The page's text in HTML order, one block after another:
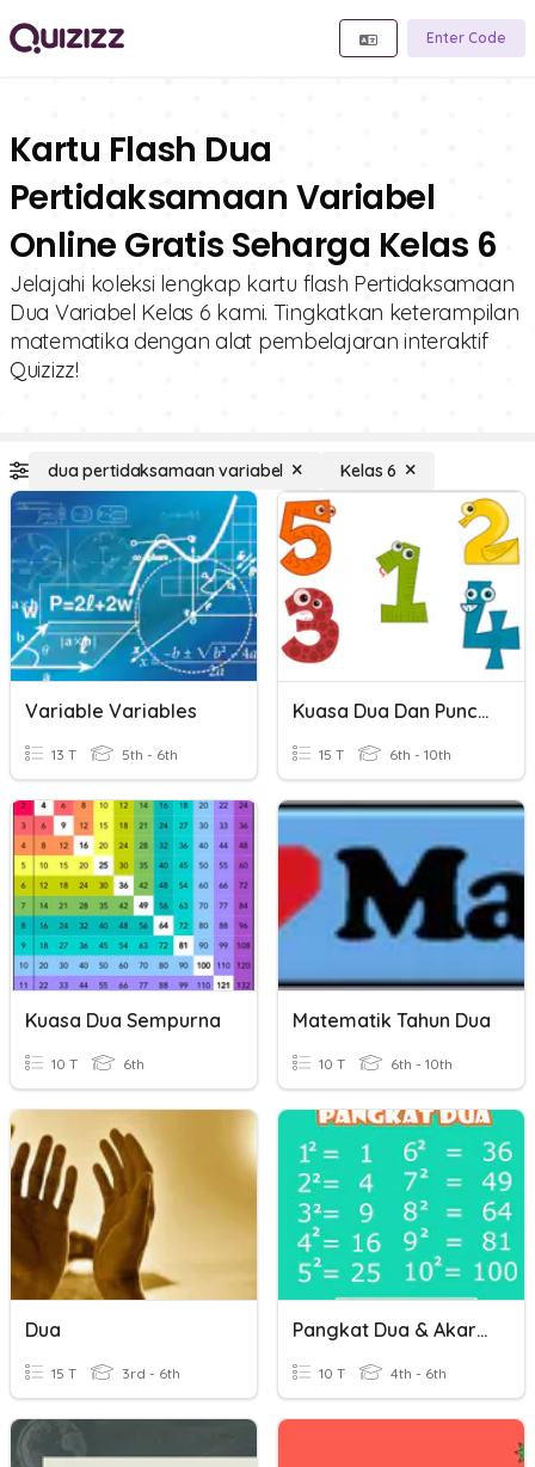
Enter Code
Kartu Flash Dua
Pertidaksamaan Variabel
Online Gratis Seharga Kelas 6
Jelajahi koleksi lengkap kartu flash Pertidaksamaan
Dua Variabel Kelas 6 kami. Tingkatkan keterampilan
matematika dengan alat pembelajaran interaktif
Quizizz!
dua pertidaksamaan variabel Kelas 6
Variable Variables
13 T 5th - 6th
Kuasa Dua Dan Punca Kuasa Dua
15 T 6th - 10th
Kuasa Dua Sempurna
10 T 6th
Matematik Tahun Dua
10 T 6th - 10th
Dua
15 T 3rd - 6th
Pangkat Dua & Akar Pangkat Dua
10 T 4th - 6th